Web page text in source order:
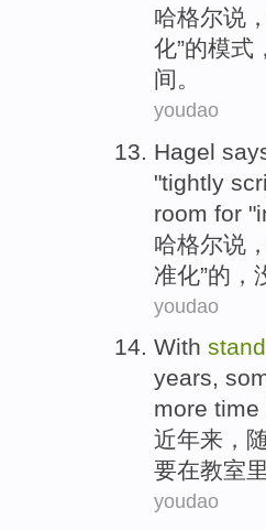
哈格尔说 ，
化”的模式 ，
间。
youdao
Hagel
"tightly
room for "
哈格尔说 ，
准化”的，
youdao
With
years,
more time
近年来，
要在教室里
youdao